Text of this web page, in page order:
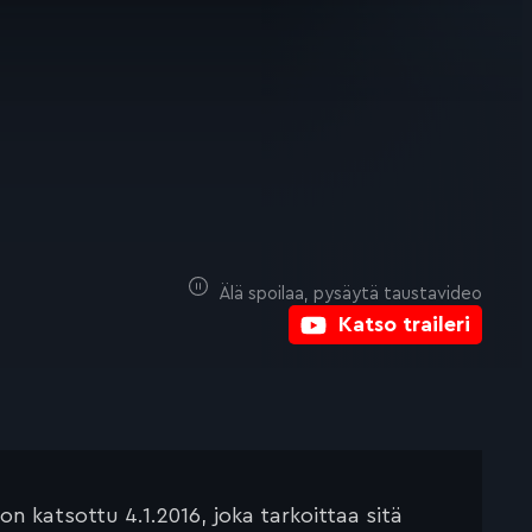
Katso traileri
Älä spoilaa, pysäytä taustavideo
katsottu 4.1.2016, joka tarkoittaa sitä